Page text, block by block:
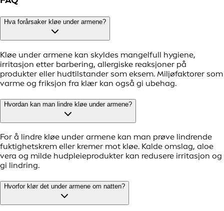
Hva forårsaker kløe under armene?
Kløe under armene kan skyldes mangelfull hygiene,
irritasjon etter barbering, allergiske reaksjoner på
produkter eller hudtilstander som eksem. Miljøfaktorer som
varme og friksjon fra klær kan også gi ubehag.
Hvordan kan man lindre kløe under armene?
For å lindre kløe under armene kan man prøve lindrende
fuktighetskrem eller kremer mot kløe. Kalde omslag, aloe
vera og milde hudpleieprodukter kan redusere irritasjon og
gi lindring.
Hvorfor klør det under armene om natten?